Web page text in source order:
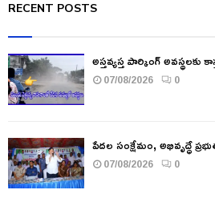
RECENT POSTS
అస్తవ్యస్త పార్కింగ్ అవస్థలకు
07/08/2026 0
పేదల సంక్షేమం, అభివృద్ధే
07/08/2026 0